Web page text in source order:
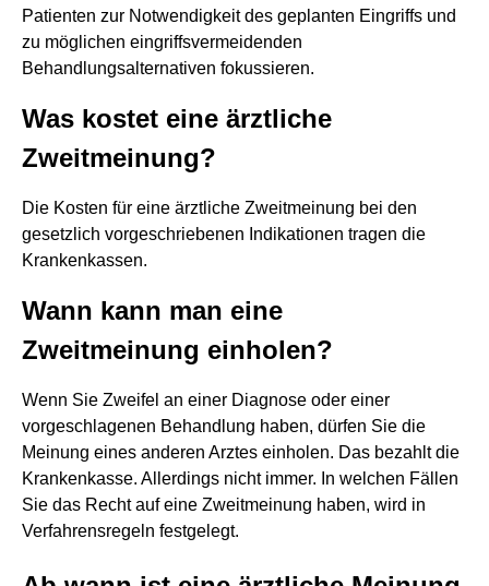
Patienten zur Notwendigkeit des geplanten Eingriffs und
zu möglichen eingriffsvermeidenden
Behandlungsalternativen fokussieren.
Was kostet eine ärztliche
Zweitmeinung?
Die Kosten für eine ärztliche Zweitmeinung bei den
gesetzlich vorgeschriebenen Indikationen tragen die
Krankenkassen.
Wann kann man eine
Zweitmeinung einholen?
Wenn Sie Zweifel an einer Diagnose oder einer
vorgeschlagenen Behandlung haben, dürfen Sie die
Meinung eines anderen Arztes einholen. Das bezahlt die
Krankenkasse. Allerdings nicht immer. In welchen Fällen
Sie das Recht auf eine Zweitmeinung haben, wird in
Verfahrensregeln festgelegt.